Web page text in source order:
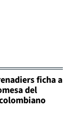
ficha a
del